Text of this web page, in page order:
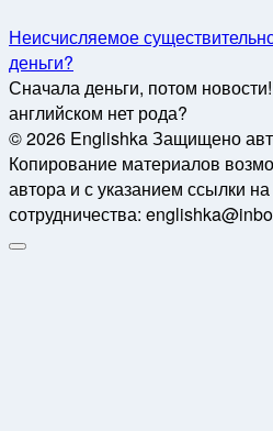
Неисчисляемое
деньги?
Сначала деньги, потом
английском нет рода?
© 2026 Englishka Защищено
Копирование материалов
автора и с указанием ссылки
сотрудничества: